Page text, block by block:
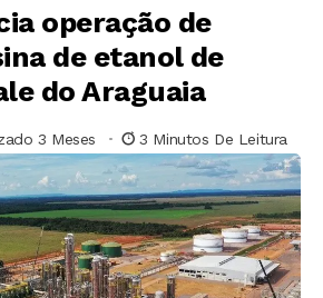
operação de
de etanol de
do Araguaia
3 Meses 3 Minutos De Leitura